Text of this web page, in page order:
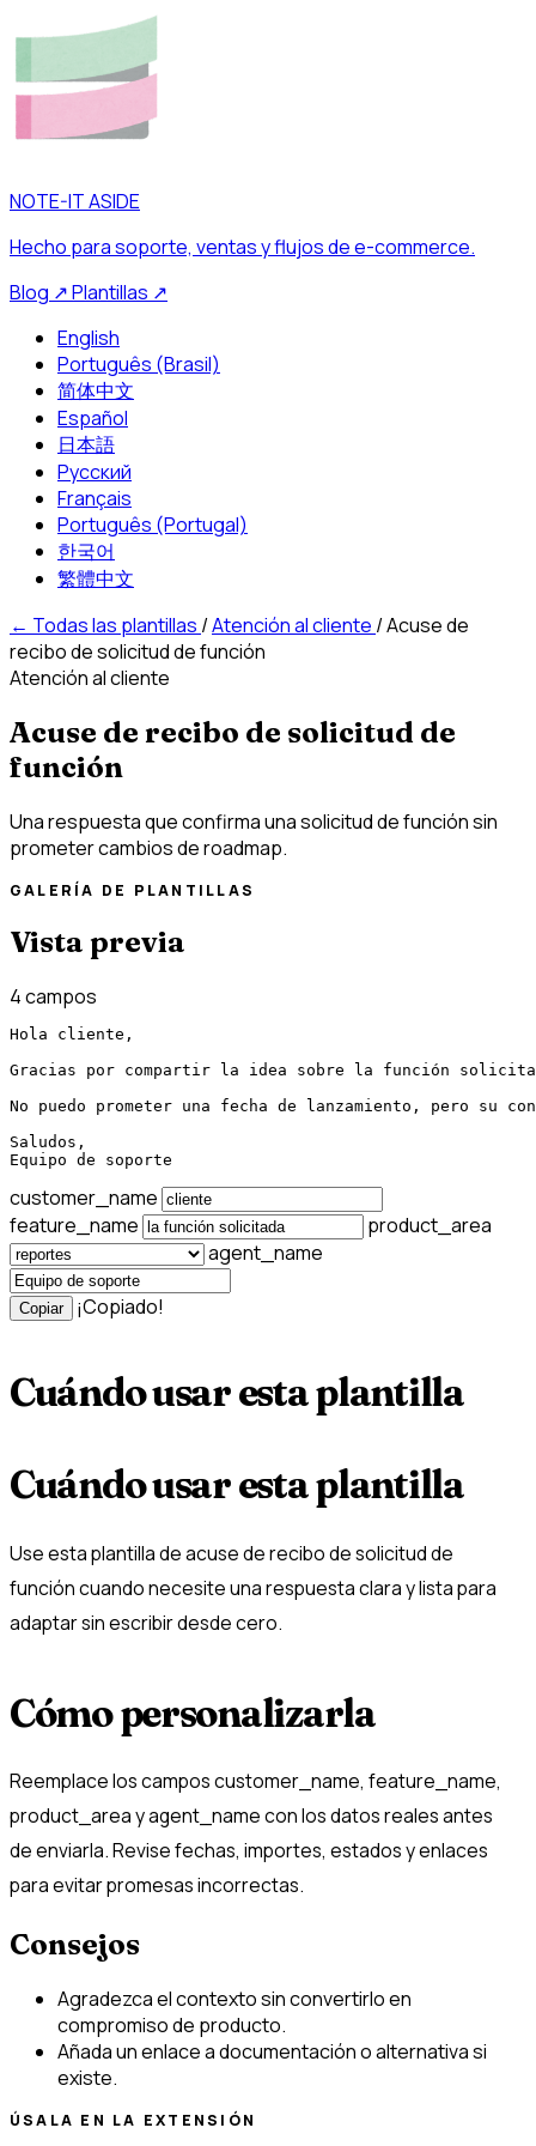
NOTE-IT ASIDE
Hecho para soporte, ventas y flujos de e-commerce.
Blog ↗Plantillas ↗
English
Português (Brasil)
简体中文
Español
日本語
Русский
Français
Português (Portugal)
한국어
繁體中文
← Todas las plantillas /Atención al cliente /Acuse de
recibo de solicitud de función
Atención al cliente
Acuse de recibo de solicitud de
función
Una respuesta que confirma una solicitud de función sin
prometer cambios de roadmap.
GALERÍA DE PLANTILLAS
Vista previa
4 campos
Hola cliente,
Gracias por compartir la idea sobre la función
No puedo prometer una fecha de lanzamiento, pero su
Saludos,
Equipo de soporte
customer_name
feature_name
product_area
agent_name
Copiar ¡Copiado!
Cuándo usar esta plantilla
Cuándo usar esta plantilla
Use esta plantilla de acuse de recibo de solicitud de
función cuando necesite una respuesta clara y lista para
adaptar sin escribir desde cero.
Cómo personalizarla
Reemplace los campos customer_name, feature_name,
product_area y agent_name con los datos reales antes
de enviarla. Revise fechas, importes, estados y enlaces
para evitar promesas incorrectas.
Consejos
Agradezca el contexto sin convertirlo en
compromiso de producto.
Añada un enlace a documentación o alternativa si
existe.
ÚSALA EN LA EXTENSIÓN